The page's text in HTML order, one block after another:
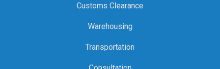
Customs Clearance
Warehousing
Transportation